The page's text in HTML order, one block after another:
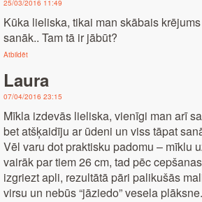
25/03/2016 11:49
Kūka lieliska, tikai man skābais
sanāk.. Tam tā ir jābūt?
Atbildēt
Laura
07/04/2016 23:15
Mīkla izdevās lieliska, vienīgi man arī
bet atšķaidīju ar ūdeni un viss tāpat
Vēl varu dot praktisku padomu – mīklu
vairāk par tiem 26 cm, tad pēc
izgriezt apli, rezultātā pāri palikušās
virsu un nebūs “jāziedo” vesela plāksne.